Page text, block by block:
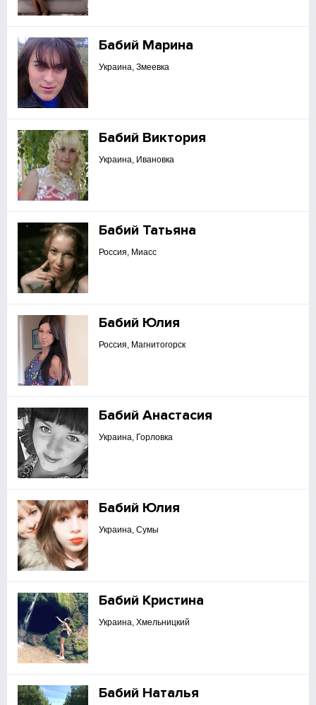
Бабий Марина
Украина, Змеевка
Бабий Виктория
Украина, Ивановка
Бабий Татьяна
Россия, Миасс
Бабий Юлия
Россия, Магнитогорск
Бабий Анастасия
Украина, Горловка
Бабий Юлия
Украина, Сумы
Бабий Кристина
Украина, Хмельницкий
Бабий Наталья